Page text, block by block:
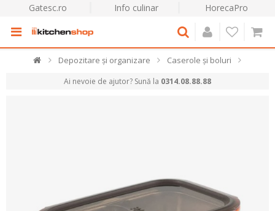
Gatesc.ro Info culinar HorecaPro
Depozitare și organizare Caserole și boluri
Ai nevoie de ajutor? Sună la 0314.08.88.88